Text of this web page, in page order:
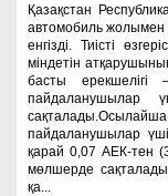
Қазақстан
автомобиль жолымен
енгізді. Тиісті
міндетін
басты
пайдаланушылар
пайдаланушылар
қарай 0,07 АЕК-тен
мөлшерде
қа...